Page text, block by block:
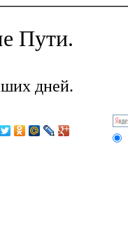
Пути.
дней.